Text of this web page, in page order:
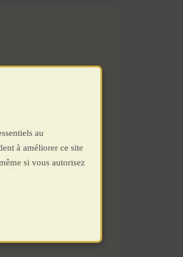
au
à améliorer ce site
si vous autorisez